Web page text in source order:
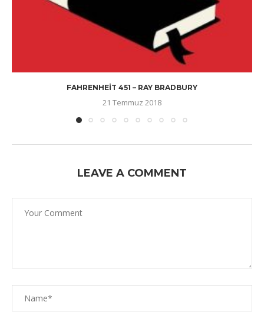
FAHRENHEIT 451 – RAY BRADBURY
21 Temmuz 2018
LEAVE A COMMENT